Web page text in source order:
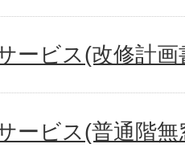
ービス(改修計画
ービス(普通階